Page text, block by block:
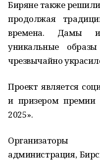
Биряне также
продолжая
времена. Дамы и
уникальные
чрезвычайно
Проект является
и призером премии
2025».
администрация,